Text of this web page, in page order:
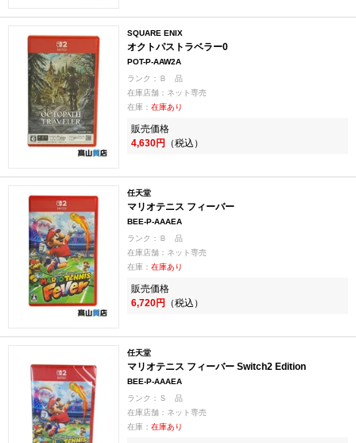
SQUARE ENIX
オクトパストラベラー0
POT-P-AAW2A
ランク：Ｂ 品
在庫店舗：ネット専売
在庫： 在庫あり
販売価格
4,630円 （税込）
任天堂
マリオテニス フィーバー
BEE-P-AAAEA
ランク：Ｂ 品
在庫店舗：ネット専売
在庫： 在庫あり
販売価格
6,720円 （税込）
任天堂
マリオテニス フィーバー Switch2 Edition
BEE-P-AAAEA
ランク：Ｓ 品
在庫店舗：ネット専売
在庫： 在庫あり